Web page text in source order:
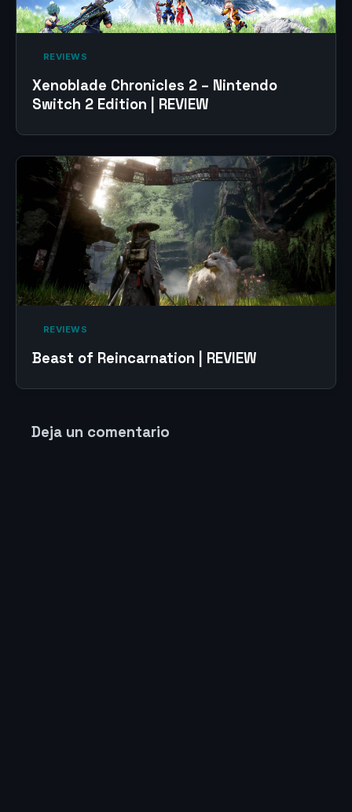
‎ REVIEWS‎
Xenoblade Chronicles 2 – Nintendo
Switch 2 Edition | REVIEW
‎ REVIEWS‎
Beast of Reincarnation | REVIEW
Deja un comentario